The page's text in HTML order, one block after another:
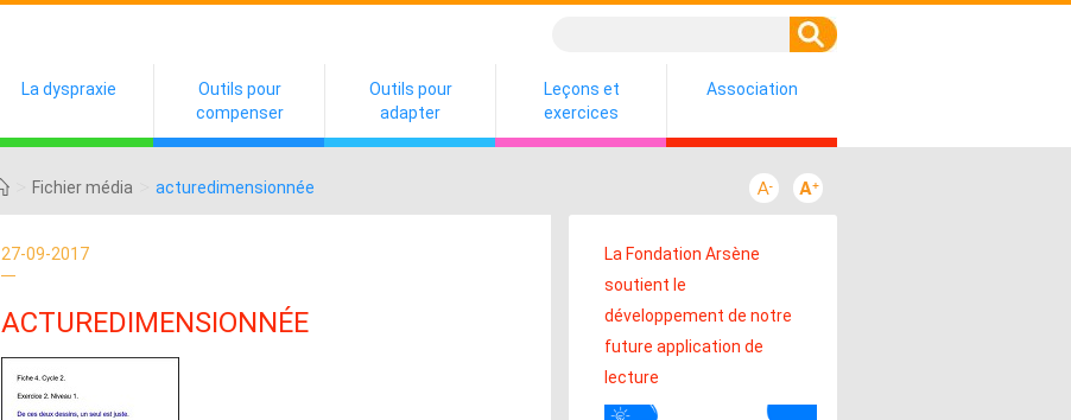
La dyspraxie
Outils pour
compenser
Outils pour
adapter
Leçons et
exercices
Association
Fichier média acturedimensionnée
27-09-2017
ACTUREDIMENSIONNÉE
La Fondation Arsène
soutient le
développement de notre
future application de
lecture